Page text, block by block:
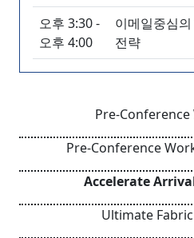
오후 3:30 -
오후 4:00
이메일중심
전략
Pre-
Pre-Conference
Accelerate
Ultimate